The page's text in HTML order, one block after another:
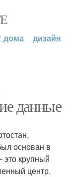
дома дизайн
данные
основан в
это крупный
центр.